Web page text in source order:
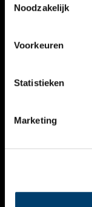
Noodzakelijk
Voorkeuren
Statistieken
Marketing
KALENDER
THEMA’S
VIDEO’S
CONTACT